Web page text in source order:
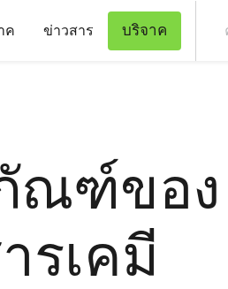
ค ข่าวสาร บริจาค
ณฑ์ของ
รเคมี